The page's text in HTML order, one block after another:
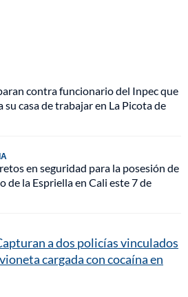
contra funcionario del Inpec que
su casa de trabajar en La Picota de
en seguridad para la posesión de
de la Espriella en Cali este 7 de
a dos policías vinculados
cargada con cocaína en